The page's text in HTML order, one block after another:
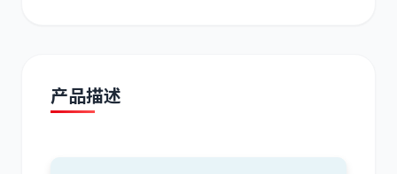
产品描述